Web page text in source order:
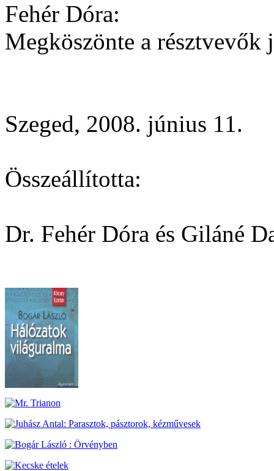
Fehér Dóra:
Megköszönte a résztvevők
Szeged, 2008. június 11.
Összeállította:
Dr. Fehér Dóra és Giláné